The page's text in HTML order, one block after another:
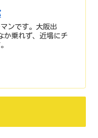
ンです。大阪出
か乗れず、近場にチ